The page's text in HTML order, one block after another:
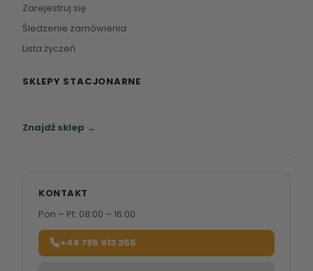
Zarejestruj się
Śledzenie zamówienia
Lista życzeń
SKLEPY STACJONARNE
Znajdź sklep →
KONTAKT
Pon – Pt: 08:00 – 16:00
+48 785 913 355